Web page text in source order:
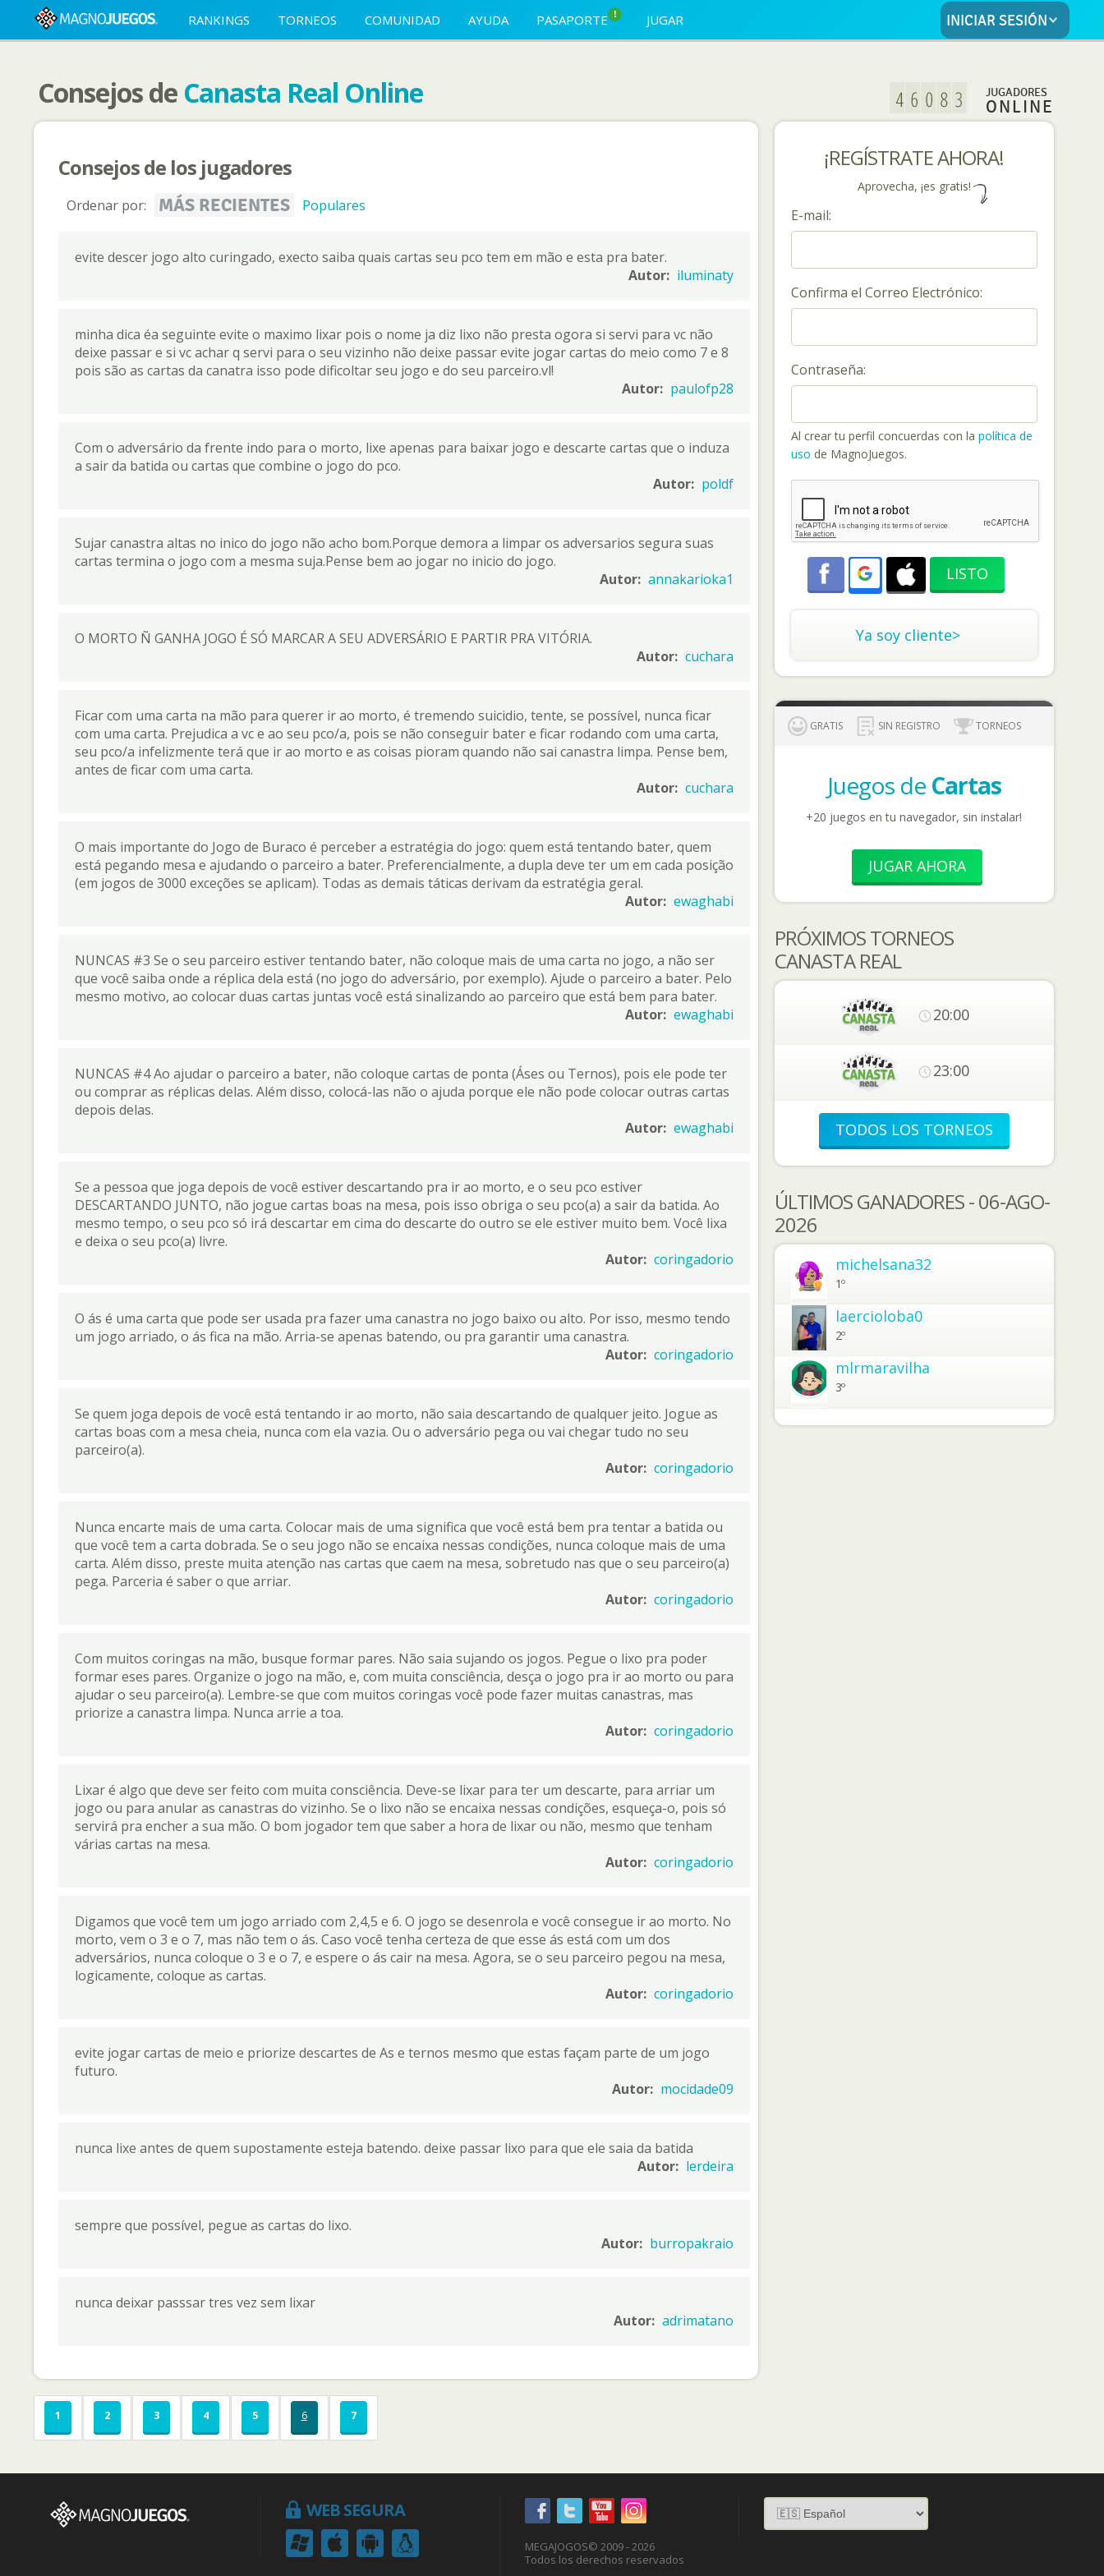
RANKINGS TORNEOS COMUNIDAD AYUDA PASAPORTE ! JUGAR INICIAR SESIÓN
Consejos de Canasta Real Online
Consejos de los jugadores
Ordenar por: MÁS RECIENTES Populares
evite descer jogo alto curingado, execto saiba quais cartas seu pco tem em mão e esta pra bater.
Autor: iluminaty
minha dica éa seguinte evite o maximo lixar pois o nome ja diz lixo não presta ogora si servi para vc não
deixe passar e si vc achar q servi para o seu vizinho não deixe passar evite jogar cartas do meio como 7 e 8
pois são as cartas da canatra isso pode dificoltar seu jogo e do seu parceiro.vl!
Autor: paulofp28
Com o adversário da frente indo para o morto, lixe apenas para baixar jogo e descarte cartas que o induza
a sair da batida ou cartas que combine o jogo do pco.
Autor: poldf
Sujar canastra altas no inico do jogo não acho bom.Porque demora a limpar os adversarios segura suas
cartas termina o jogo com a mesma suja.Pense bem ao jogar no inicio do jogo.
Autor: annakarioka1
O MORTO Ñ GANHA JOGO É SÓ MARCAR A SEU ADVERSÁRIO E PARTIR PRA VITÓRIA.
Autor: cuchara
Ficar com uma carta na mão para querer ir ao morto, é tremendo suicidio, tente, se possível, nunca ficar
com uma carta. Prejudica a vc e ao seu pco/a, pois se não conseguir bater e ficar rodando com uma carta,
seu pco/a infelizmente terá que ir ao morto e as coisas pioram quando não sai canastra limpa. Pense bem,
antes de ficar com uma carta.
Autor: cuchara
O mais importante do Jogo de Buraco é perceber a estratégia do jogo: quem está tentando bater, quem
está pegando mesa e ajudando o parceiro a bater. Preferencialmente, a dupla deve ter um em cada posição
(em jogos de 3000 exceções se aplicam). Todas as demais táticas derivam da estratégia geral.
Autor: ewaghabi
NUNCAS #3 Se o seu parceiro estiver tentando bater, não coloque mais de uma carta no jogo, a não ser
que você saiba onde a réplica dela está (no jogo do adversário, por exemplo). Ajude o parceiro a bater. Pelo
mesmo motivo, ao colocar duas cartas juntas você está sinalizando ao parceiro que está bem para bater.
Autor: ewaghabi
NUNCAS #4 Ao ajudar o parceiro a bater, não coloque cartas de ponta (Áses ou Ternos), pois ele pode ter
ou comprar as réplicas delas. Além disso, colocá-las não o ajuda porque ele não pode colocar outras cartas
depois delas.
Autor: ewaghabi
Se a pessoa que joga depois de você estiver descartando pra ir ao morto, e o seu pco estiver
DESCARTANDO JUNTO, não jogue cartas boas na mesa, pois isso obriga o seu pco(a) a sair da batida. Ao
mesmo tempo, o seu pco só irá descartar em cima do descarte do outro se ele estiver muito bem. Você lixa
e deixa o seu pco(a) livre.
Autor: coringadorio
O ás é uma carta que pode ser usada pra fazer uma canastra no jogo baixo ou alto. Por isso, mesmo tendo
um jogo arriado, o ás fica na mão. Arria-se apenas batendo, ou pra garantir uma canastra.
Autor: coringadorio
Se quem joga depois de você está tentando ir ao morto, não saia descartando de qualquer jeito. Jogue as
cartas boas com a mesa cheia, nunca com ela vazia. Ou o adversário pega ou vai chegar tudo no seu
parceiro(a).
Autor: coringadorio
Nunca encarte mais de uma carta. Colocar mais de uma significa que você está bem pra tentar a batida ou
que você tem a carta dobrada. Se o seu jogo não se encaixa nessas condições, nunca coloque mais de uma
carta. Além disso, preste muita atenção nas cartas que caem na mesa, sobretudo nas que o seu parceiro(a)
pega. Parceria é saber o que arriar.
Autor: coringadorio
Com muitos coringas na mão, busque formar pares. Não saia sujando os jogos. Pegue o lixo pra poder
formar eses pares. Organize o jogo na mão, e, com muita consciência, desça o jogo pra ir ao morto ou para
ajudar o seu parceiro(a). Lembre-se que com muitos coringas você pode fazer muitas canastras, mas
priorize a canastra limpa. Nunca arrie a toa.
Autor: coringadorio
Lixar é algo que deve ser feito com muita consciência. Deve-se lixar para ter um descarte, para arriar um
jogo ou para anular as canastras do vizinho. Se o lixo não se encaixa nessas condições, esqueça-o, pois só
servirá pra encher a sua mão. O bom jogador tem que saber a hora de lixar ou não, mesmo que tenham
várias cartas na mesa.
Autor: coringadorio
Digamos que você tem um jogo arriado com 2,4,5 e 6. O jogo se desenrola e você consegue ir ao morto. No
morto, vem o 3 e o 7, mas não tem o ás. Caso você tenha certeza de que esse ás está com um dos
adversários, nunca coloque o 3 e o 7, e espere o ás cair na mesa. Agora, se o seu parceiro pegou na mesa,
logicamente, coloque as cartas.
Autor: coringadorio
evite jogar cartas de meio e priorize descartes de As e ternos mesmo que estas façam parte de um jogo
futuro.
Autor: mocidade09
nunca lixe antes de quem supostamente esteja batendo. deixe passar lixo para que ele saia da batida
Autor: lerdeira
sempre que possível, pegue as cartas do lixo.
Autor: burropakraio
nunca deixar passsar tres vez sem lixar
Autor: adrimatano
1 2 3 4 5 6 7
JUGADORES
ONLINE
¡REGÍSTRATE AHORA!
Aprovecha, ¡es gratis!
E-mail:
Confirma el Correo Electrónico:
Contraseña:
Al crear tu perfil concuerdas con la política de
uso de MagnoJuegos.
Ya soy cliente>
GRATIS SIN REGISTRO TORNEOS
Juegos de Cartas
+20 juegos en tu navegador, sin instalar!
JUGAR AHORA
PRÓXIMOS TORNEOS
CANASTA REAL
20:00
23:00
TODOS LOS TORNEOS
ÚLTIMOS GANADORES - 06-AGO-
2026
michelsana32
1º
laercioloba0
2º
mlrmaravilha
3º
WEB SEGURA
MEGAJOGOS© 2009 - 2026
Todos los derechos reservados